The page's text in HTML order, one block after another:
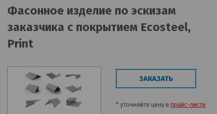
Фасонное изделие по эскизам
заказчика с покрытием Ecosteel,
Print
ЗАКАЗАТЬ
* уточняйте цену в прайс-листе